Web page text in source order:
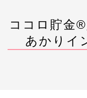
ココロ貯金
あかりイ